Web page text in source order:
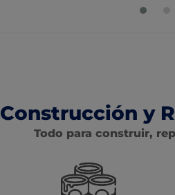
Construcción y
Todo para construir,